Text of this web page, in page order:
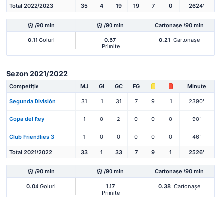
Total 2022/2023 35 4 19 19 7 0 2624'
/90 min /90 min Cartonașe /90 min
0.11 Goluri
0.67
Primite
0.21 Cartonașe
Sezon 2021/2022
Competiție MJ Gl GC FG Minute
Segunda División 31 1 31 7 9 1 2390'
Copa del Rey 1 0 2 0 0 0 90'
Club Friendlies 3 1 0 0 0 0 0 46'
Total 2021/2022 33 1 33 7 9 1 2526'
/90 min /90 min Cartonașe /90 min
0.04 Goluri
1.17
Primite
0.38 Cartonașe